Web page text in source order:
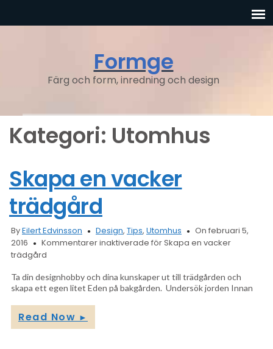
Formge
Färg och form, inredning och design
Kategori: Utomhus
Skapa en vacker
trädgård
ByEilert Edvinsson Design, Tips, Utomhus
On februari 5,
2016
Kommentarer inaktiverade för Skapa en vacker
trädgård
Ta din designhobby och dina kunskaper ut till trädgården och
skapa ett egen litet Eden på bakgården. Undersök jorden Innan
Read Now ►